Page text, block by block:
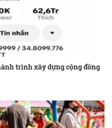
trình xây dựng cộng đồng